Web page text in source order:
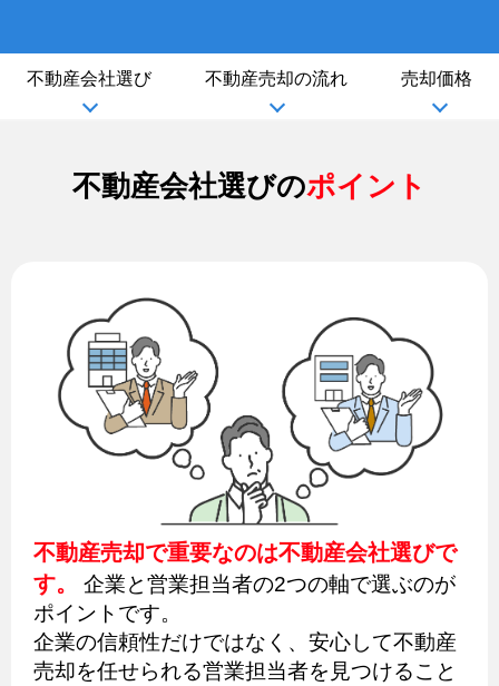
不動産会社選び 不動産売却の流れ 売却価格
不動産会社選びのポイント
不動産売却で重要なのは不動産会社選びで
す。
企業と営業担当者の2つの軸で選ぶのが
ポイントです。
企業の信頼性だけではなく、安心して不動産
売却を任せられる営業担当者を見つけること